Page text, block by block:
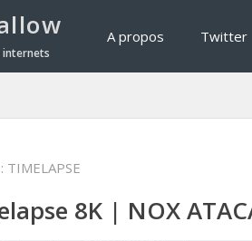
internets
A propos Twitter
TIMELAPSE
8K | NOX